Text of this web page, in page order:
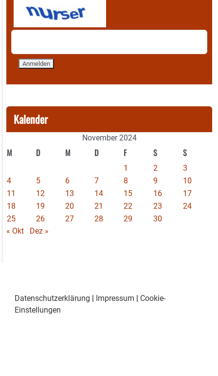
Kalender
November 2024
M D M D F S S
1 2
3
4
5 6 7 8 9
10
11
12 13 14 15 16
17
18
19 20 21 22 23
24
25
26 27 28 29
30
« Okt
Dez »
Datenschutzerklärung Impressum
Cookie-
Einstellungen